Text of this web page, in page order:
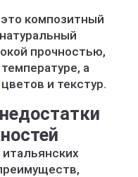
композитный
прочностью,
а
и текстур.